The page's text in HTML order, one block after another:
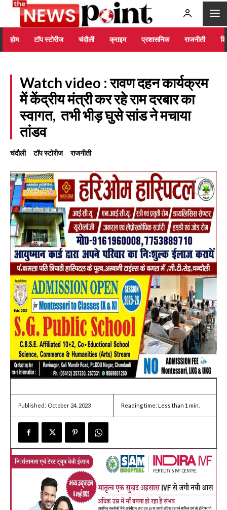
होम टॉप स्टोरीज चंदौली क्राइम प्रशासनिक राजनीती
Watch video : रावण दहन कार्यक्रम
में केंद्रीय मंत्री कर रहे राम दरबार का
स्वागत, तभी भीड़ घुसे सांड ने मचाया
तांडव
चंदौली टॉप स्टोरीज राजनीती
Published: October 24, 2023 Reading time: Less than 1 min.